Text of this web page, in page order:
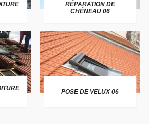
RÉPARATION DE
CHÉNEAU 06
POSE DE VELUX 06